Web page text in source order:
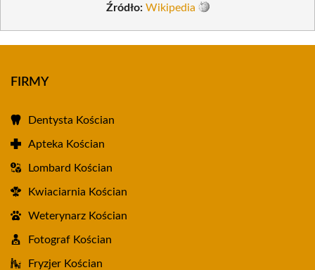
Źródło: Wikipedia
FIRMY
Dentysta Kościan
Apteka Kościan
Lombard Kościan
Kwiaciarnia Kościan
Weterynarz Kościan
Fotograf Kościan
Fryzjer Kościan